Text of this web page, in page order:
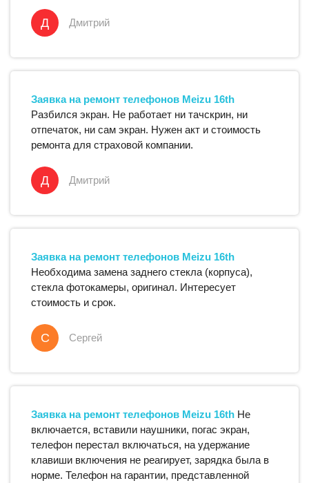
Д Дмитрий
Заявка на ремонт телефонов Meizu 16th
Разбился экран. Не работает ни тачскрин, ни
отпечаток, ни сам экран. Нужен акт и стоимость
ремонта для страховой компании.
Д Дмитрий
Заявка на ремонт телефонов Meizu 16th
Необходима замена заднего стекла (корпуса),
стекла фотокамеры, оригинал. Интересует
стоимость и срок.
С Сергей
Заявка на ремонт телефонов Meizu 16th Не
включается, вставили наушники, погас экран,
телефон перестал включаться, на удержание
клавиши включения не реагирует, зарядка была в
норме. Телефон на гарантии, представленной